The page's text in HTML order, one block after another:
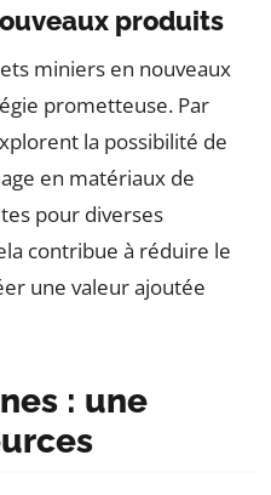
produits
miniers en nouveaux
prometteuse. Par
la possibilité de
en matériaux de
pour diverses
contribue à réduire le
une valeur ajoutée
: une